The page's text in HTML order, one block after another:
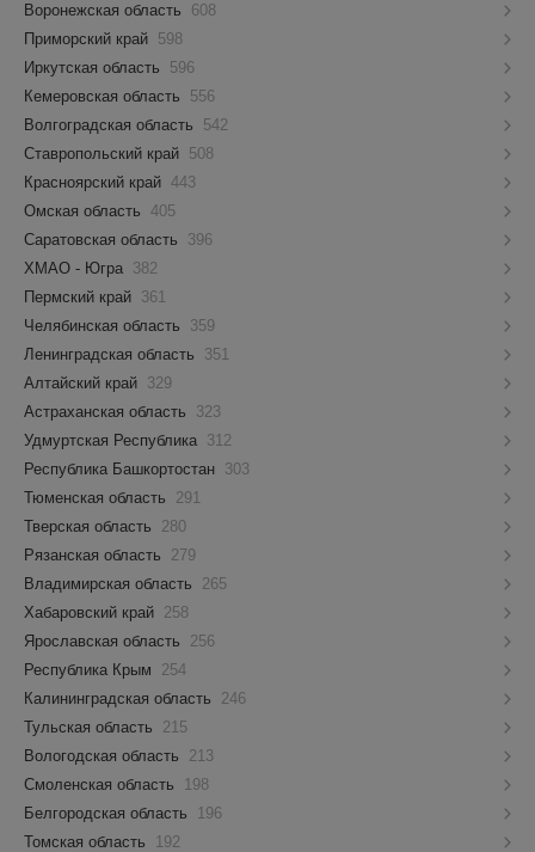
Воронежская область
608
Приморский край 598
Иркутская область
596
Кемеровская область
556
Волгоградская область
542
Ставропольский край 508
Красноярский край 443
Омская область 405
Саратовская область
396
ХМАО - Югра 382
Пермский край 361
Челябинская область
359
Ленинградская область
351
Алтайский край 329
Астраханская область
323
Удмуртская Республика 312
Республика Башкортостан 303
Тюменская область
291
Тверская область
280
Рязанская область
279
Владимирская область
265
Хабаровский край 258
Ярославская область
256
Республика Крым
254
Калининградская область
246
Тульская область
215
Вологодская область
213
Смоленская область
198
Белгородская область
196
Томская область
192